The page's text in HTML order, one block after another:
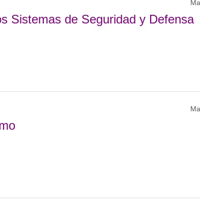
Sistemas de Seguridad y Defensa